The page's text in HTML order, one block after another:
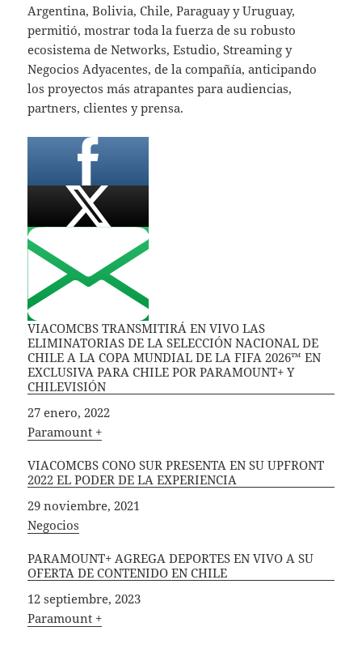
Argentina, Bolivia, Chile, Paraguay y Uruguay,
permitió, mostrar toda la fuerza de su robusto
ecosistema de Networks, Estudio, Streaming y
Negocios Adyacentes, de la compañía, anticipando
los proyectos más atrapantes para audiencias,
partners, clientes y prensa.
VIACOMCBS TRANSMITIRÁ EN VIVO LAS
ELIMINATORIAS DE LA SELECCIÓN NACIONAL DE
CHILE A LA COPA MUNDIAL DE LA FIFA 2026™ EN
EXCLUSIVA PARA CHILE POR PARAMOUNT+ Y
CHILEVISIÓN
Fecha
27 enero, 2022
In relation to
Paramount +
VIACOMCBS CONO SUR PRESENTA EN SU UPFRONT
2022 EL PODER DE LA EXPERIENCIA
Fecha
29 noviembre, 2021
In relation to
Negocios
PARAMOUNT+ AGREGA DEPORTES EN VIVO A SU
OFERTA DE CONTENIDO EN CHILE
Fecha
12 septiembre, 2023
In relation to
Paramount +